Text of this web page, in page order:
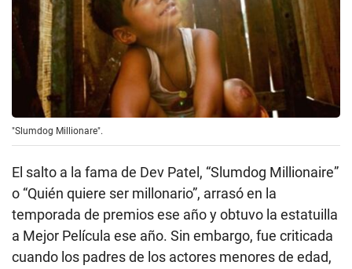
"Slumdog Millionare".
El salto a la fama de Dev Patel, “Slumdog Millionaire”
o “Quién quiere ser millonario”, arrasó en la
temporada de premios ese año y obtuvo la estatuilla
a Mejor Película ese año. Sin embargo, fue criticada
cuando los padres de los actores menores de edad,